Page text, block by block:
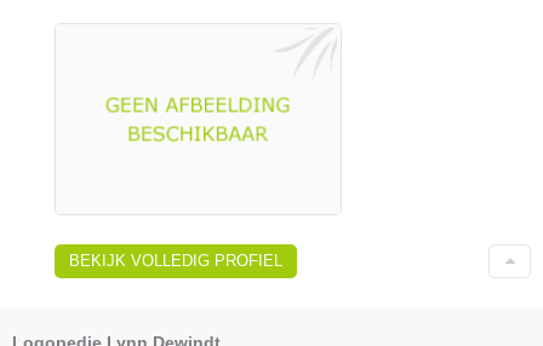
BEKIJK VOLLEDIG PROFIEL
Logopedie Lynn Dewindt